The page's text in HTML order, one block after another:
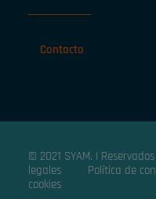
Contacto
© 2021 SYAM. |
legales
Política de
cookies